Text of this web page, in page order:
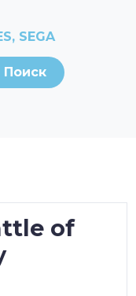
SEGA
Поиск
of